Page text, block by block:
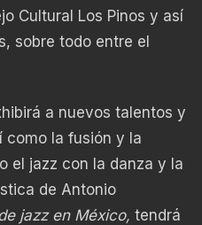
Cultural Los Pinos y así
sobre todo entre el
a nuevos talentos y
como la fusión y la
el jazz con la danza y la
de Antonio
jazz en México, tendrá